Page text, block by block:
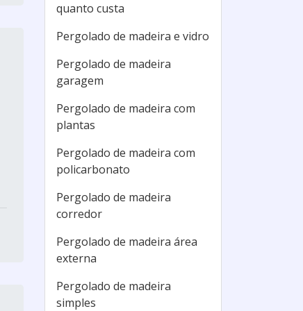
quanto custa
Pergolado de madeira e vidro
Pergolado de madeira
garagem
Pergolado de madeira com
plantas
Pergolado de madeira com
policarbonato
Pergolado de madeira
corredor
Pergolado de madeira área
externa
Pergolado de madeira
simples